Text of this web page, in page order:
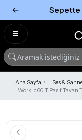
← Sepette
Ana Sayfa Ses & Sahne
Work Ic 60 T Pasif Tavan